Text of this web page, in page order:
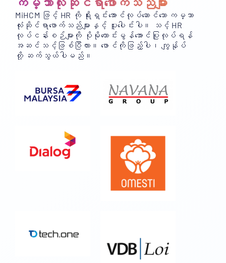
MiHCM ဖြင့် HR ကို ရိုးရှင်းအောင်လုပ်ဆောင်သော ကမ္ဘာ
လုံးဆိုင်ရာဖောက်သည်များနှင့် ပူးပေါင်းပါ။ သင့် HR
လုပ်ငန်းစဉ်များကို ပိုမိုကောင်းမွန်အောင်ပြုလုပ်ရန်
အဆင်သင့်ဖြစ်ပြီလား။ ဖောင်ကိုဖြည့်ပါ၊ ကျွန်ုပ်
တို့ ဆက်သွယ်ပါမည်။